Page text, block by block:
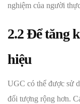
nghiệm của người
2.2 Để tăng
hiệu
UGC có thể được sử
đối tượng rộng hơn.